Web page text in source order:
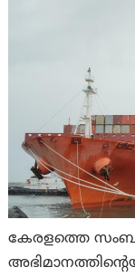
കേരളത്തെ